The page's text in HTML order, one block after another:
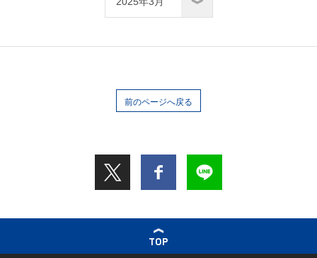
前のページへ戻る
TOP